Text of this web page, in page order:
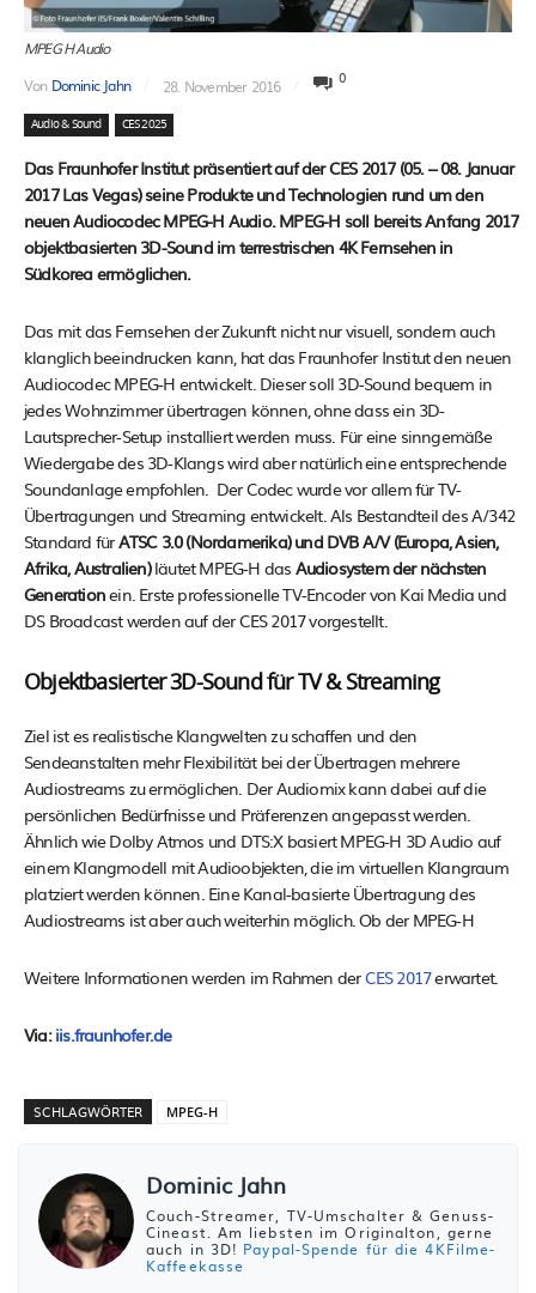
MPEG H Audio
Von Dominic Jahn 28. November 2016 0
Audio & Sound CES 2025
Das Fraunhofer Institut präsentiert auf der CES 2017 (05. – 08. Januar
2017 Las Vegas) seine Produkte und Technologien rund um den
neuen Audiocodec MPEG-H Audio. MPEG-H soll bereits Anfang 2017
objektbasierten 3D-Sound im terrestrischen 4K Fernsehen in
Südkorea ermöglichen.
Das mit das Fernsehen der Zukunft nicht nur visuell, sondern auch
klanglich beeindrucken kann, hat das Fraunhofer Institut den neuen
Audiocodec MPEG-H entwickelt. Dieser soll 3D-Sound bequem in
jedes Wohnzimmer übertragen können, ohne dass ein 3D-
Lautsprecher-Setup installiert werden muss. Für eine sinngemäße
Wiedergabe des 3D-Klangs wird aber natürlich eine entsprechende
Soundanlage empfohlen. Der Codec wurde vor allem für TV-
Übertragungen und Streaming entwickelt. Als Bestandteil des A/342
Standard fürATSC 3.0 (Nordamerika) und DVB A/V (Europa, Asien,
Afrika, Australien)läutet MPEG-H das Audiosystem der nächsten
Generationein. Erste professionelle TV-Encoder von Kai Media und
DS Broadcast werden auf der CES 2017 vorgestellt.
Objektbasierter 3D-Sound für TV & Streaming
Ziel ist es realistische Klangwelten zu schaffen und den
Sendeanstalten mehr Flexibilität bei der Übertragen mehrere
Audiostreams zu ermöglichen. Der Audiomix kann dabei auf die
persönlichen Bedürfnisse und Präferenzen angepasst werden.
Ähnlich wie Dolby Atmos und DTS:X basiert MPEG-H 3D Audio auf
einem Klangmodell mit Audioobjekten, die im virtuellen Klangraum
platziert werden können. Eine Kanal-basierte Übertragung des
Audiostreams ist aber auch weiterhin möglich. Ob der MPEG-H
Weitere Informationen werden im Rahmen derCES 2017erwartet.
Via:iis.fraunhofer.de
SCHLAGWÖRTER MPEG-H
Dominic Jahn
Couch-Streamer, TV-Umschalter & Genuss-
Cineast. Am liebsten im Originalton, gerne
auch in 3D! Paypal-Spende für die 4KFilme-
Kaffeekasse